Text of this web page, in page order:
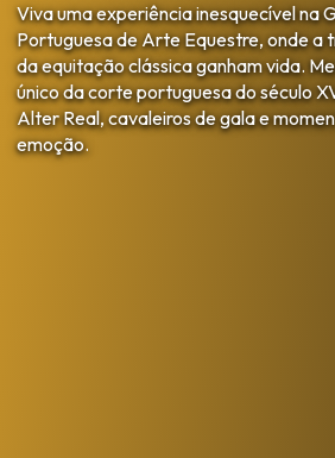
Viva uma experiência inesquecível na
Portuguesa de Arte Equestre, onde a
da equitação clássica ganham vida.
único da corte portuguesa do século
Alter Real, cavaleiros de gala e
emoção.